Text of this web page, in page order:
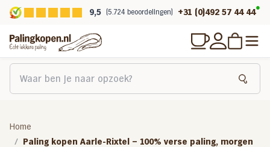
9,5 (5.724 beoordelingen) +31 (0)492 57 44 44
Home
Paling kopen Aarle-Rixtel – 100% verse paling, morgen